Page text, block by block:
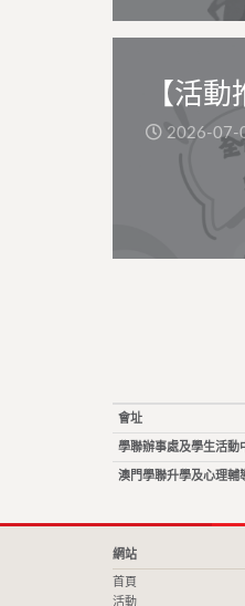
【活
2026-07-
會址
學聯辦事處及學生活動
澳門學聯升學及心理輔
網站
首頁
活動